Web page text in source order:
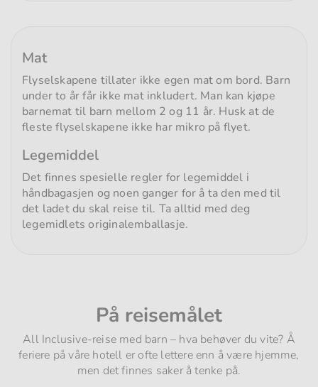
Mat
Flyselskapene tillater ikke egen mat om bord. Barn
under to år får ikke mat inkludert. Man kan kjøpe
barnemat til barn mellom 2 og 11 år. Husk at de
fleste flyselskapene ikke har mikro på flyet.
Legemiddel
Det finnes spesielle regler for legemiddel i
håndbagasjen og noen ganger for å ta den med til
det ladet du skal reise til. Ta alltid med deg
legemidlets originalemballasje.
På reisemålet
All Inclusive-reise med barn – hva behøver du vite? Å
feriere på våre hotell er ofte lettere enn å være hjemme,
men det finnes saker å tenke på.